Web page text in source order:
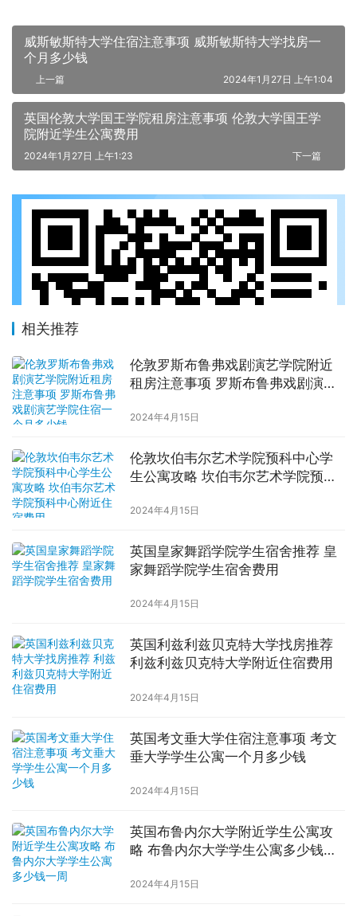
威斯敏斯特大学住宿注意事项 威斯敏斯特大学找房一
个月多少钱
上一篇 2024年1月27日 上午1:04
英国伦敦大学国王学院租房注意事项 伦敦大学国王学
院附近学生公寓费用
下一篇
2024年1月27日 上午1:23
相关推荐
伦敦罗斯布鲁弗戏剧演艺学院附近
租房注意事项 罗斯布鲁弗戏剧演艺
2024年4月15日
伦敦坎伯韦尔艺术学院预科中心学
生公寓攻略 坎伯韦尔艺术学院预科
2024年4月15日
英国皇家舞蹈学院学生宿舍推荐 皇
家舞蹈学院学生宿舍费用
2024年4月15日
英国利兹利兹贝克特大学找房推荐
利兹利兹贝克特大学附近住宿费用
2024年4月15日
英国考文垂大学住宿注意事项 考文
垂大学学生公寓一个月多少钱
2024年4月15日
英国布鲁内尔大学附近学生公寓攻
略 布鲁内尔大学学生公寓多少钱一
2024年4月15日